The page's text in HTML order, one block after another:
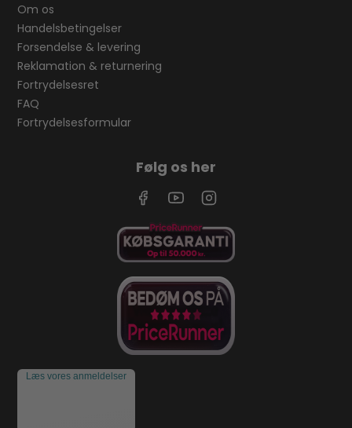
Om os
Handelsbetingelser
Forsendelse & levering
Reklamation & returnering
Fortrydelsesret
FAQ
Fortrydelsesformular
Følg os her
Læs vores anmeldelser